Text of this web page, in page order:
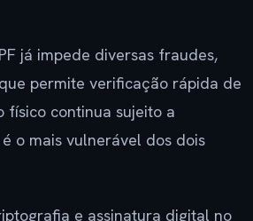
já impede diversas fraudes,
permite verificação rápida de
físico continua sujeito a
o mais vulnerável dos dois
e assinatura digital no